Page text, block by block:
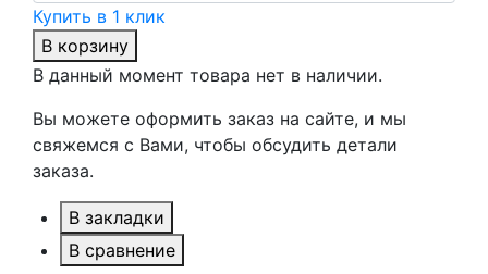
Купить в 1 клик
В корзину
В данный момент товара нет в наличии.
Вы можете оформить заказ на сайте, и мы
свяжемся с Вами, чтобы обсудить детали
заказа.
В закладки
В сравнение